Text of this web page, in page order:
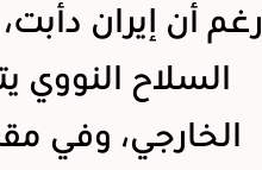
رغم أن إيران
السلاح النووي
الخارجي، وفي